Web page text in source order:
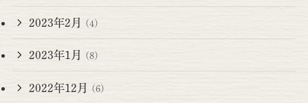
2023年2月 (4)
2023年1月 (8)
2022年12月 (6)